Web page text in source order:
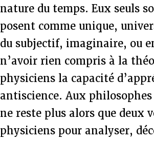
nature du temps. Eux seuls
posent comme unique,
du subjectif, imaginaire, ou
n’avoir rien compris à la
physiciens la capacité
antiscience. Aux
ne reste plus alors que deux
physiciens pour analyser,